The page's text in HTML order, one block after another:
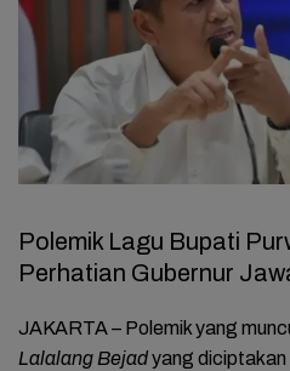
Polemik Lagu Bupati
Perhatian Gubernur
JAKARTA – Polemik yang
Lalalang Bejadyang